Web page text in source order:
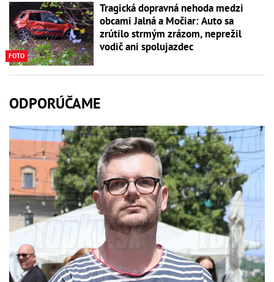
FOTO
Tragická dopravná nehoda medzi
obcami Jalná a Močiar: Auto sa
zrútilo strmým zrázom, neprežil
vodič ani spolujazdec
ODPORÚČAME